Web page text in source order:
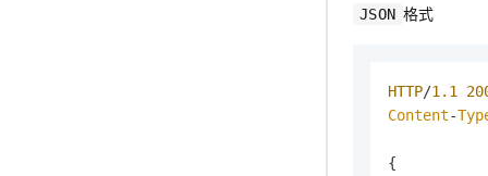
JSON 格式
HTTP/1.1
Content-
{